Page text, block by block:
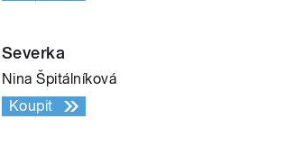
Severka
Nina Špitálníková
Koupit